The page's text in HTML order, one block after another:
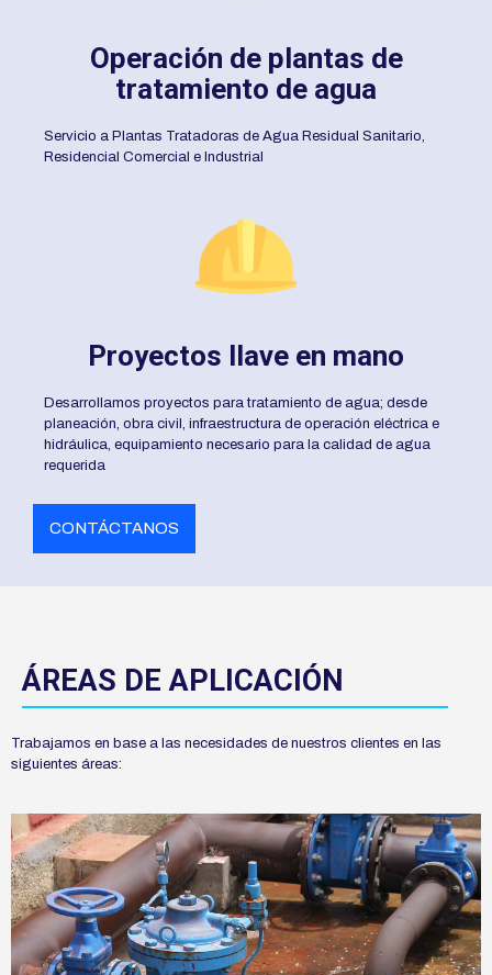
Operación de plantas de
tratamiento de agua
Servicio a Plantas Tratadoras de Agua Residual Sanitario,
Residencial Comercial e Industrial
Proyectos llave en mano
Desarrollamos proyectos para tratamiento de agua; desde
planeación, obra civil, infraestructura de operación eléctrica e
hidráulica, equipamiento necesario para la calidad de agua
requerida
CONTÁCTANOS
ÁREAS DE APLICACIÓN
Trabajamos en base a las necesidades de nuestros clientes en las
siguientes áreas: